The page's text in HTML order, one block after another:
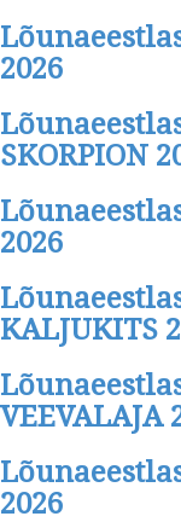
2026
SKORPION
2026
KALJUKITS
VEEVALAJA
2026